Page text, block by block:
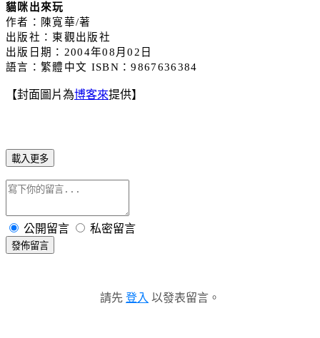
貓咪出來玩
作者：陳寬華/著
出版社：東觀出版社
出版日期： 2004年08 月02 日
語言：繁體中文 ISBN ：9867636384
【封面圖片為博客來提供】
載入更多
公開留言 私密留言
發佈留言
請先 登入 以發表留言。